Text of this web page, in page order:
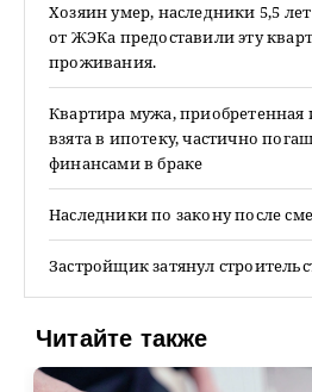
Хозяин умер, наследники 5,5
от ЖЭКа предоставили эту
проживания.
Квартира мужа, приобретенная
взята в ипотеку, частично
финансами в браке
Наследники по закону после
Застройщик затянул
Читайте также